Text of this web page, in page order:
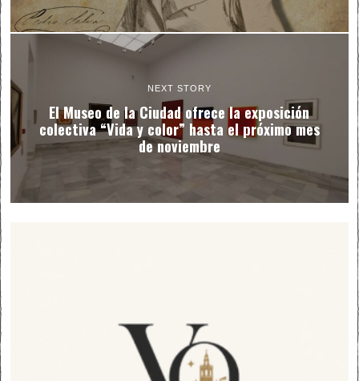
NEXT STORY
El Museo de la Ciudad ofrece la exposición
colectiva “Vida y color” hasta el próximo mes
de noviembre